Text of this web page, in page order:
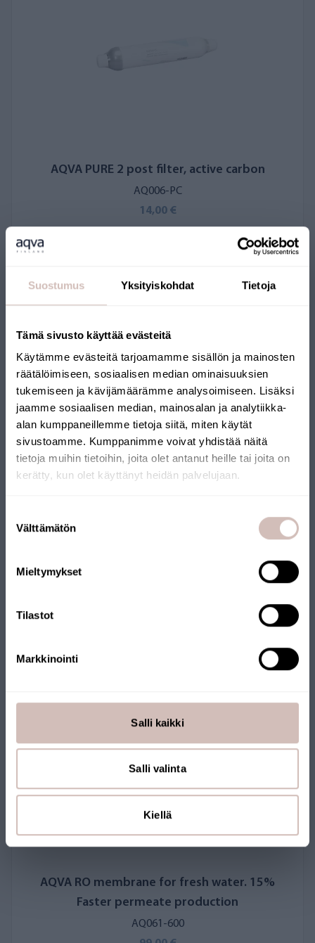
Suostumus Yksityiskohdat Tietoja
Tämä sivusto käyttää evästeitä
Käytämme evästeitä tarjoamamme sisällön ja mainosten
räätälöimiseen, sosiaalisen median ominaisuuksien
tukemiseen ja kävijämäärämme analysoimiseen. Lisäksi
jaamme sosiaalisen median, mainosalan ja analytiikka-
alan kumppaneillemme tietoja siitä, miten käytät
sivustoamme. Kumppanimme voivat yhdistää näitä
tietoja muihin tietoihin, joita olet antanut heille tai joita on
kerätty, kun olet käyttänyt heidän palvelujaan.
valinta
Välttämätön
Mieltymykset
Tilastot
Markkinointi
Salli kaikki
Salli valinta
Kiellä
AQVA PURE 2 post filter, active carbon
AQ006-PC
14,00 €
AQVA post mineralisation filter
AQVA RO membrane for fresh water. 15%
Faster permeate production
AQ061-600
country